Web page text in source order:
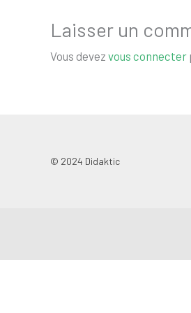
Laisser un
Vous devez vous connecter
© 2024 Didaktic